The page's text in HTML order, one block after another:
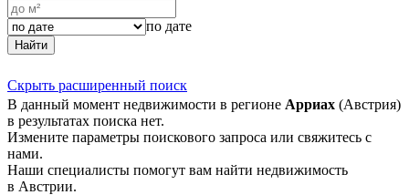
по дате
Найти
Скрыть расширенный поиск
В данный момент недвижимости в регионе Арриах (Австрия)
в результатах поиска нет.
Измените параметры поискового запроса или свяжитесь с
нами.
Наши специалисты помогут вам найти недвижимость
в Австрии.